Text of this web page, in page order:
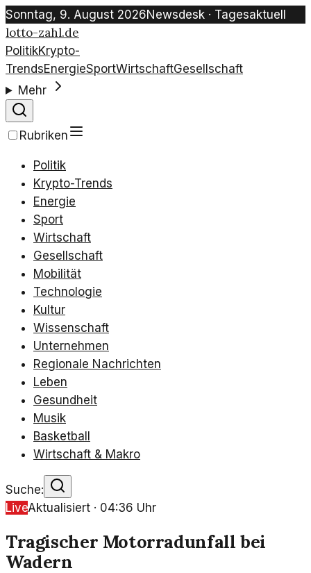
Sonntag, 9. August 2026Newsdesk · Tagesaktuell
lotto-zahl.de
PolitikKrypto-
TrendsEnergieSportWirtschaftGesellschaft
Mehr
Rubriken
Politik
Krypto-Trends
Energie
Sport
Wirtschaft
Gesellschaft
Mobilität
Technologie
Kultur
Wissenschaft
Unternehmen
Regionale Nachrichten
Leben
Gesundheit
Musik
Basketball
Wirtschaft & Makro
Suche:
LiveAktualisiert · 04:36 Uhr
Tragischer Motorradunfall bei
Wadern